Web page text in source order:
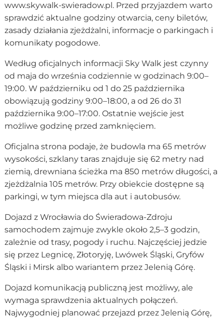
www.skywalk-swieradow.pl . Przed przyjazdem warto
sprawdzić aktualne godziny otwarcia, ceny biletów,
zasady działania zjeżdżalni, informacje o parkingach i
komunikaty pogodowe.
Według oficjalnych informacji Sky Walk jest czynny
od maja do września codziennie w godzinach 9:00–
19:00. W październiku od 1 do 25 października
obowiązują godziny 9:00–18:00, a od 26 do 31
października 9:00–17:00. Ostatnie wejście jest
możliwe godzinę przed zamknięciem.
Oficjalna strona podaje, że budowla ma 65 metrów
wysokości, szklany taras znajduje się 62 metry nad
ziemią, drewniana ścieżka ma 850 metrów długości, a
zjeżdżalnia 105 metrów. Przy obiekcie dostępne są
parkingi, w tym miejsca dla aut i autobusów.
Dojazd z Wrocławia do Świeradowa-Zdroju
samochodem zajmuje zwykle około 2,5–3 godzin,
zależnie od trasy, pogody i ruchu. Najczęściej jedzie
się przez Legnicę, Złotoryję, Lwówek Śląski, Gryfów
Śląski i Mirsk albo wariantem przez Jelenią Górę.
Dojazd komunikacją publiczną jest możliwy, ale
wymaga sprawdzenia aktualnych połączeń.
Najwygodniej planować przejazd przez Jelenią Górę,